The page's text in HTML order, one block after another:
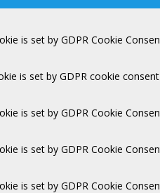
is set by GDPR Cookie
is set by GDPR cookie
is set by GDPR Cookie
is set by GDPR Cookie
is set by GDPR Cookie